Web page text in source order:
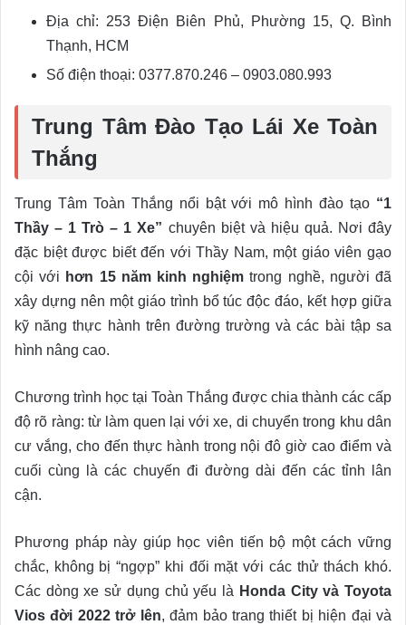
Địa chỉ: 253 Điện Biên Phủ, Phường 15, Q. Bình
Thạnh, HCM
Số điện thoại: 0377.870.246 – 0903.080.993
Trung Tâm Đào Tạo Lái Xe Toàn
Thắng
Trung Tâm Toàn Thắng nổi bật với mô hình đào tạo “1
Thầy – 1 Trò – 1 Xe” chuyên biệt và hiệu quả. Nơi đây
đặc biệt được biết đến với Thầy Nam, một giáo viên gạo
cội với hơn 15 năm kinh nghiệm trong nghề, người đã
xây dựng nên một giáo trình bổ túc độc đáo, kết hợp giữa
kỹ năng thực hành trên đường trường và các bài tập sa
hình nâng cao.
Chương trình học tại Toàn Thắng được chia thành các cấp
độ rõ ràng: từ làm quen lại với xe, di chuyển trong khu dân
cư vắng, cho đến thực hành trong nội đô giờ cao điểm và
cuối cùng là các chuyến đi đường dài đến các tỉnh lân
cận.
Phương pháp này giúp học viên tiến bộ một cách vững
chắc, không bị “ngợp” khi đối mặt với các thử thách khó.
Các dòng xe sử dụng chủ yếu là Honda City và Toyota
Vios đời 2022 trở lên, đảm bảo trang thiết bị hiện đại và